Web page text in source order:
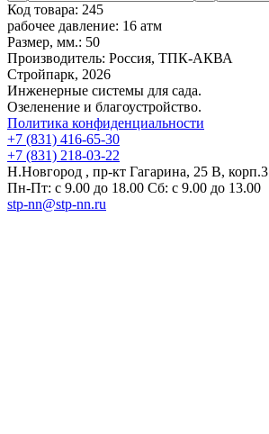
Код товара: 245
рабочее давление: 16 атм
Размер, мм.: 50
Производитель: Россия, ТПК-АКВА
Стройпарк, 2026
Инженерные системы для сада.
Озеленение и благоустройство.
Политика конфиденциальности
+7 (831) 416-65-30
+7 (831) 218-03-22
Н.Новгород , пр-кт Гагарина, 25 В, корп.3
Пн-Пт: с 9.00 до 18.00 Сб: с 9.00 до 13.00
stp-nn@stp-nn.ru